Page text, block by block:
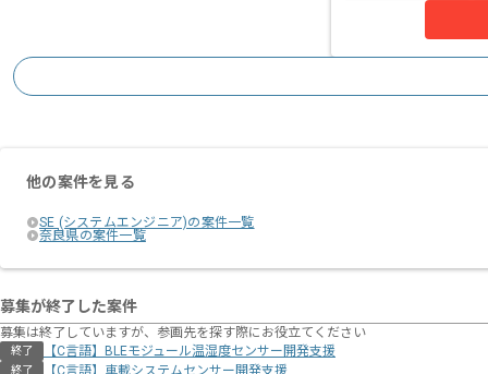
他の案件を見る
SE (システムエンジニア)の案件一覧
奈良県の案件一覧
募集が終了した案件
募集は終了していますが、参画先を探す際にお役立てください
終了 【C言語】BLEモジュール温湿度センサー開発支援
終了 【C言語】車載システムセンサー開発支援